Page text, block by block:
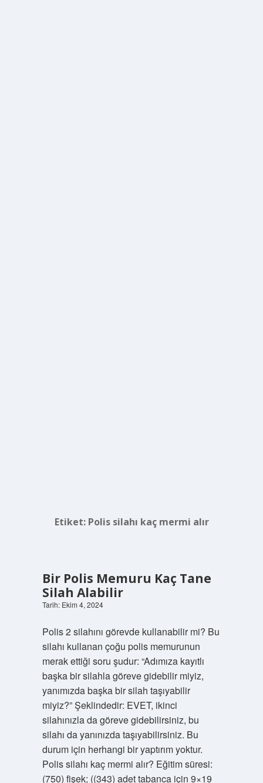
Etiket: Polis silahı kaç mermi alır
Bir Polis Memuru Kaç Tane
Silah Alabilir
Tarih: Ekim 4, 2024
Polis 2 silahını görevde kullanabilir mi? Bu
silahı kullanan çoğu polis memurunun
merak ettiği soru şudur: “Adımıza kayıtlı
başka bir silahla göreve gidebilir miyiz,
yanımızda başka bir silah taşıyabilir
miyiz?” Şeklindedir: EVET, ikinci
silahınızla da göreve gidebilirsiniz, bu
silahı da yanınızda taşıyabilirsiniz. Bu
durum için herhangi bir yaptırım yoktur.
Polis silahı kaç mermi alır? Eğitim süresi:
(750) fişek; ((343) adet tabanca için 9×19